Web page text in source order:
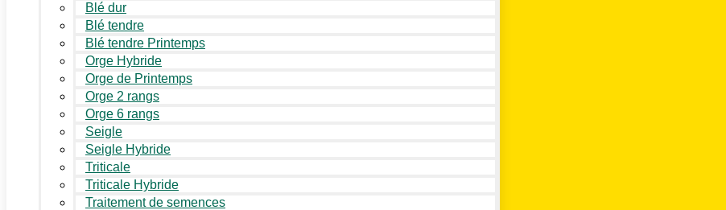
Blé dur
Blé tendre
Blé tendre Printemps
Orge Hybride
Orge de Printemps
Orge 2 rangs
Orge 6 rangs
Seigle
Seigle Hybride
Triticale
Triticale Hybride
Traitement de semences